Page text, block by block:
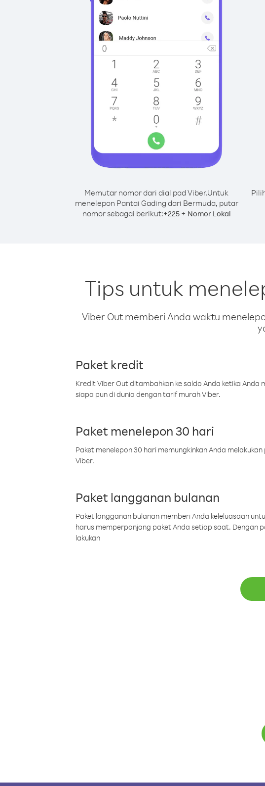
Memutar nomor dari dial pad Viber.Untuk
menelepon Pantai Gading dari Bermuda, putar
nomor sebagai berikut:+225+ Nomor Lokal
Tips untuk
Viber Out memberi Anda waktu
Paket kredit
Kredit Viber Out ditambahkan ke saldo Anda ketika
siapa pun di dunia dengan tarif murah Viber.
Paket menelepon 30 hari
Paket menelepon 30 hari memungkinkan Anda
Viber.
Paket langganan bulanan
Paket langganan bulanan memberi Anda keleluasaan
harus memperpanjang paket Anda setiap saat. Dengan
lakukan